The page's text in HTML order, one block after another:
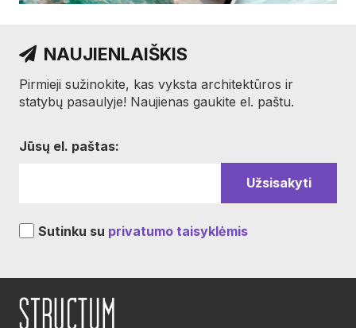
NAUJIENLAIŠKIS
Pirmieji sužinokite, kas vyksta architektūros ir
statybų pasaulyje! Naujienas gaukite el. paštu.
Jūsų el. paštas:
Sutinku su privatumo taisyklėmis